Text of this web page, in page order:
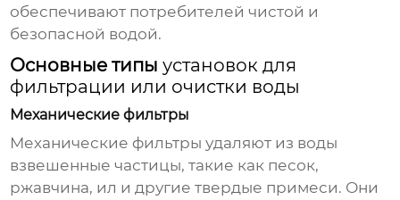
обеспечивают потребителей чистой и
безопасной водой.
Основные типыустановок для
фильтрации или очистки воды
Механические фильтры
Механические фильтры удаляют из воды
взвешенные частицы, такие как песок,
ржавчина, ил и другие твердые примеси. Они